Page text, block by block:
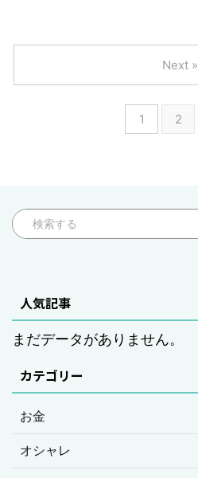
1 2
Next »
人気記事
まだデータがありません。
カテゴリー
お金
オシャレ